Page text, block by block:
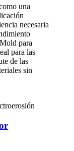
una
necesaria
para
para las
de las
sin